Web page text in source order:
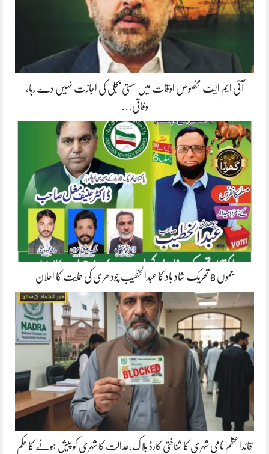
آئی ایم ایف مخصوص اوقات میں سستی بجلی کی اجازت نہیں دے رہا،
وفاقی…
جموں 6 تحریک شاد باد کا عبدالخطیب چودھری کی حمایت کا اعلان
قائداعظم نامی شہری کا شناختی کارڈ بلاک،عدالت کا شہری کو پیش ہونے کا حکم